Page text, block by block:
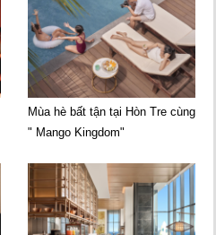
Mùa hè bất tận tại Hòn Tre cùng
" Mango Kingdom"